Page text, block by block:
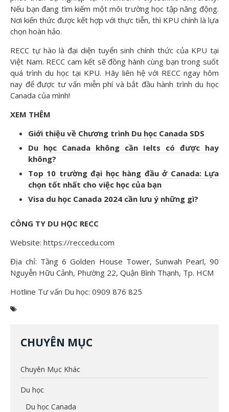
Nếu bạn đang tìm kiếm một môi trường học tập năng động.
Nơi kiến thức được kết hợp với thực tiễn, thì KPU chính là lựa
chọn hoàn hảo.
RECC tự hào là đại diện tuyển sinh chính thức của KPU tại
Việt Nam. RECC cam kết sẽ đồng hành cùng bạn trong suốt
quá trình du học tại KPU. Hãy liên hệ với RECCngay hôm
nay để được tư vấn miễn phí và bắt đầu hành trình du học
Canada của mình!
XEM THÊM
Giới thiệu về Chương trình Du học Canada SDS
Du học Canada không cần Ielts có được hay
không?
Top 10 trường đại học hàng đầu ở Canada: Lựa
chọn tốt nhất cho việc học của bạn
Visa du học Canada 2024 cần lưu ý những gì?
CÔNG TY DU HỌC RECC
Website: https://reccedu.com
Địa chỉ: Tầng 6 Golden House Tower, Sunwah Pearl, 90
Nguyễn Hữu Cảnh, Phường 22, Quận Bình Thạnh, Tp. HCM
Hotline Tư vấn Du học: 0909 876 825
CHUYÊN MỤC
Chuyên Mục Khác
Du học
Du học Canada